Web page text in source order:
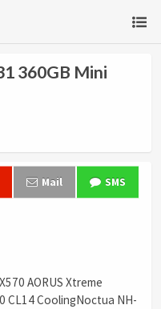
360GB Mini
Mail SMS
AORUS Xtreme
CL14 CoolingNoctua NH-